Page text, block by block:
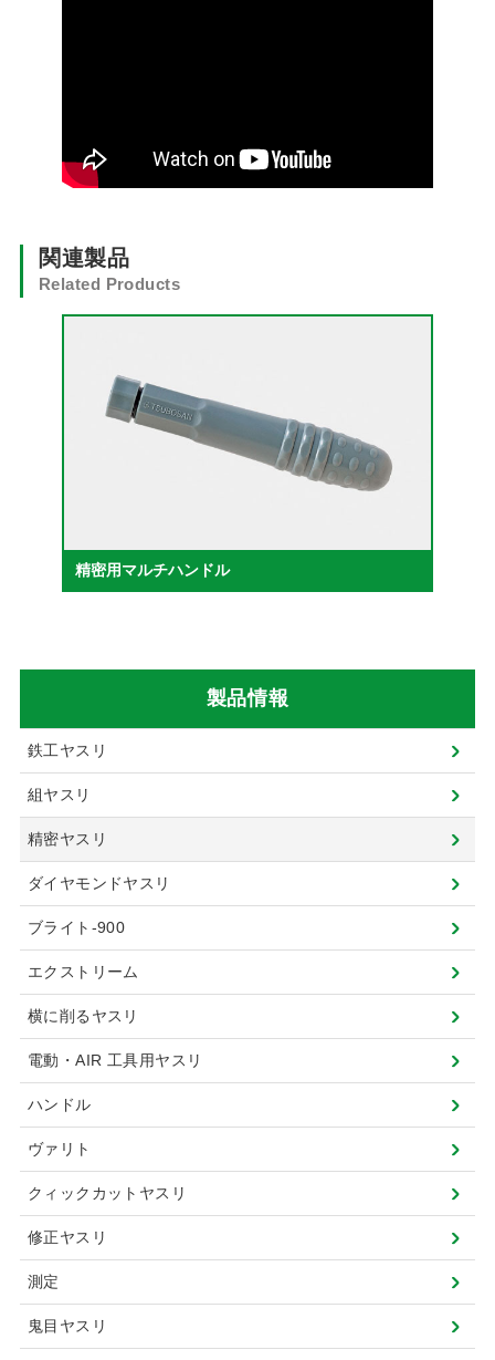
関連製品
Related Products
精密用マルチハンドル
製品情報
鉄工ヤスリ
組ヤスリ
精密ヤスリ
ダイヤモンドヤスリ
ブライト-900
エクストリーム
横に削るヤスリ
電動・AIR 工具用ヤスリ
ハンドル
ヴァリト
クィックカットヤスリ
修正ヤスリ
測定
鬼目ヤスリ